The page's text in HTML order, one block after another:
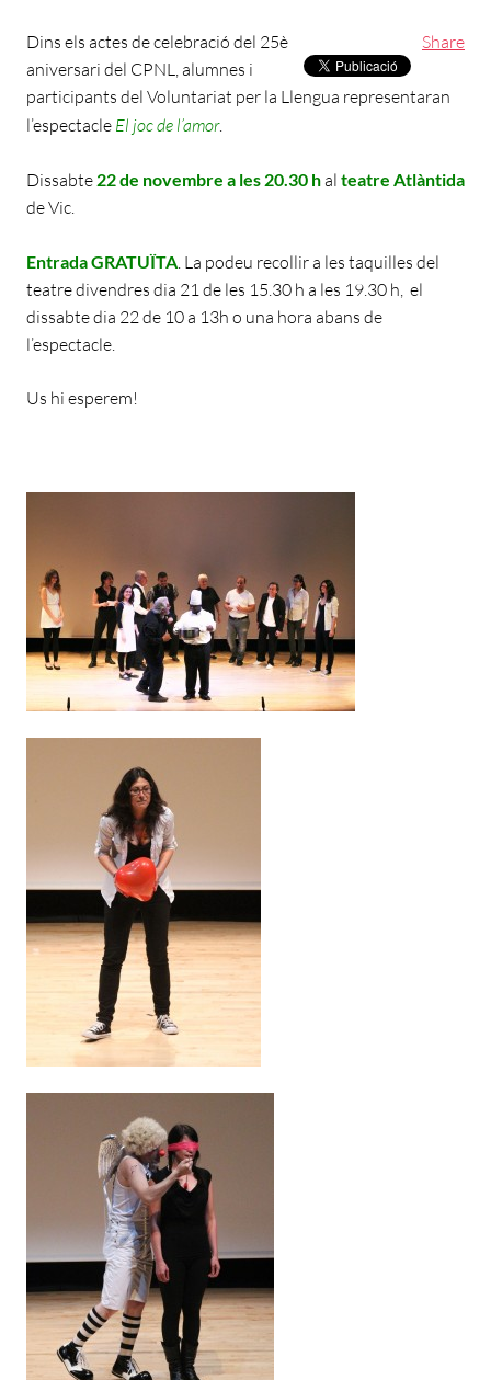
Share
Dins els actes de celebració del 25è
aniversari del CPNL, alumnes i
participants del Voluntariat per la Llengua representaran
l’espectacle El joc de l’amor.
Dissabte 22 de novembre a les 20.30 hal teatre Atlàntida
de Vic.
Entrada GRATUÏTA. La podeu recollir a les taquilles del
teatre divendres dia 21 de les 15.30 h a les 19.30 h, el
dissabte dia 22 de 10 a 13h o una hora abans de
l’espectacle.
Us hi esperem!